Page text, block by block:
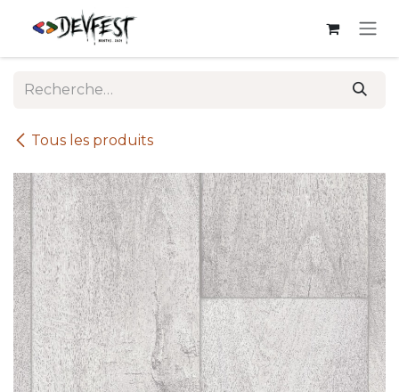
Se rendre au contenu
Tous les produits